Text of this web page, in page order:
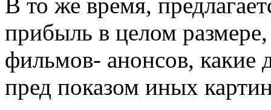
В то же время,
прибыль в целом размере,
фильмов- анонсов, какие
пред показом иных